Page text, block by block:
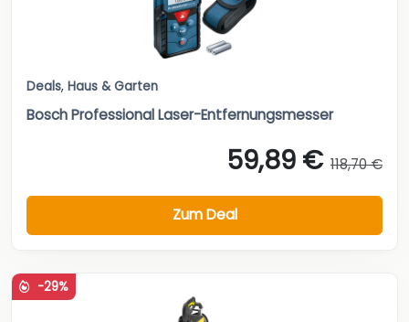
Deals, Haus & Garten
Bosch Professional Laser-Entfernungsmesser
59,89 € 118,70 €
Zum Deal
-29%